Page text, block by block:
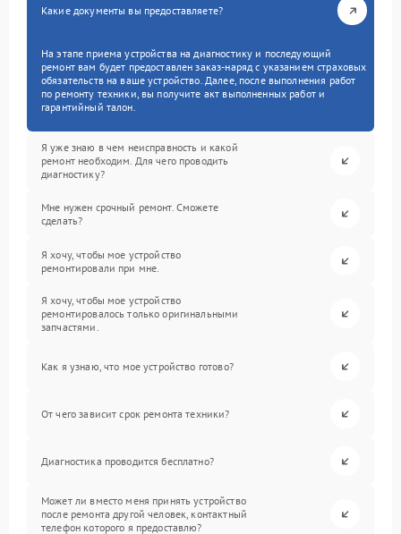
Какие документы вы предоставляете?
На этапе приема устройства на диагностику и последующий
ремонт вам будет предоставлен заказ-наряд с указанием страховых
обязательств на ваше устройство. Далее, после выполнения работ
по ремонту техники, вы получите акт выполненных работ и
гарантийный талон.
Я уже знаю в чем неисправность и какой
ремонт необходим. Для чего проводить
диагностику?
Мне нужен срочный ремонт. Сможете
сделать?
Я хочу, чтобы мое устройство
ремонтировали при мне.
Я хочу, чтобы мое устройство
ремонтировалось только оригинальными
запчастями.
Как я узнаю, что мое устройство готово?
От чего зависит срок ремонта техники?
Диагностика проводится бесплатно?
Может ли вместо меня принять устройство
после ремонта другой человек, контактный
телефон которого я предоставлю?